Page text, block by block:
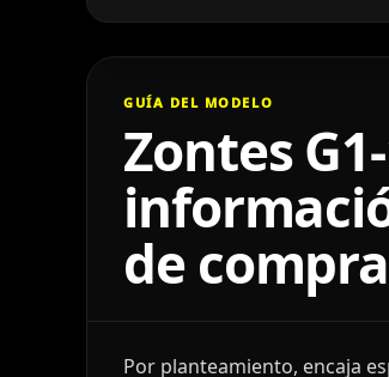
GUÍA DEL MODELO
Zontes
de
Por planteamiento, encaja